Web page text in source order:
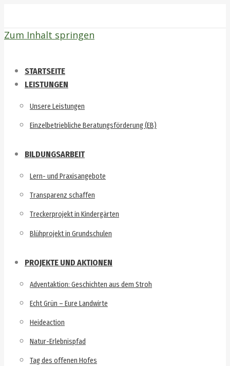
Zum Inhalt springen
STARTSEITE
LEISTUNGEN
Unsere Leistungen
Einzelbetriebliche Beratungsförderung (EB)
BILDUNGSARBEIT
Lern- und Praxisangebote
Transparenz schaffen
Treckerprojekt in Kindergärten
Blühprojekt in Grundschulen
PROJEKTE UND AKTIONEN
Adventaktion: Geschichten aus dem Stroh
Echt Grün – Eure Landwirte
Heideaction
Natur-Erlebnispfad
Tag des offenen Hofes